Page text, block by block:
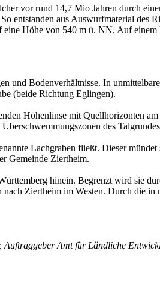
vor rund 14,7 Mio Jahren durch
entstanden aus Auswurfmaterial
Höhe von 540 m ü. NN. Auf
Bodenverhältnisse. In
(beide Richtung Eglingen).
Höhenlinse mit Quellhorizonten
des
Lachgraben fließt. Dieser
Gemeinde Ziertheim.
hinein. Begrenzt wird sie
Ziertheim im Westen. Durch die in
Amt für Ländliche